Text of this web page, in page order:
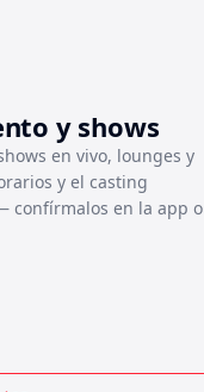
y shows
en vivo, lounges y
y el casting
confírmalos en la app o